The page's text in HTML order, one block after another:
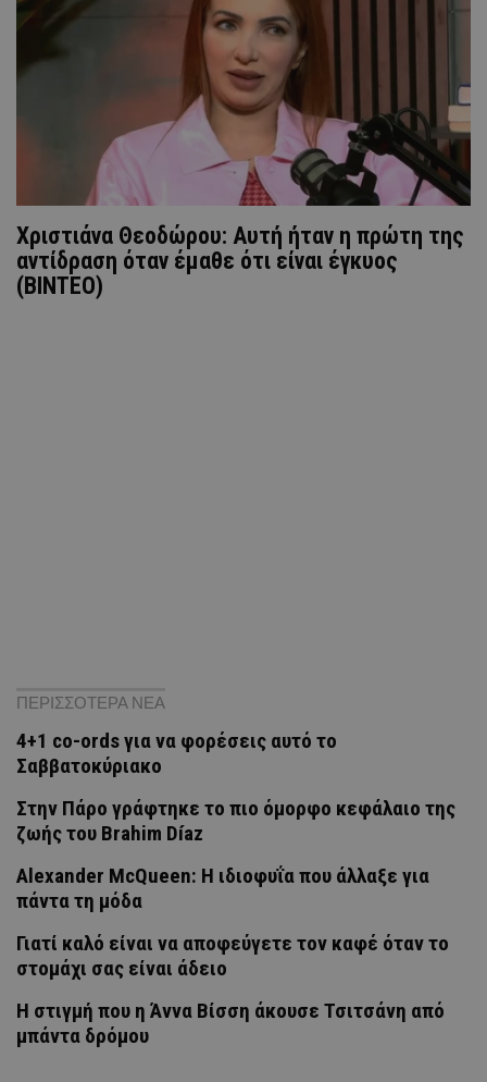
Χριστιάνα Θεοδώρου: Αυτή ήταν η πρώτη της
αντίδραση όταν έμαθε ότι είναι έγκυος
(ΒΙΝΤΕΟ)
ΠΕΡΙΣΣΟΤΕΡΑ ΝΕΑ
4+1 co-ords για να φορέσεις αυτό το
Σαββατοκύριακο
Στην Πάρο γράφτηκε το πιο όμορφο κεφάλαιο της
ζωής του Brahim Díaz
Alexander McQueen: Η ιδιοφυΐα που άλλαξε για
πάντα τη μόδα
Γιατί καλό είναι να αποφεύγετε τον καφέ όταν το
στομάχι σας είναι άδειο
H στιγμή που η Άννα Βίσση άκουσε Τσιτσάνη από
μπάντα δρόμου